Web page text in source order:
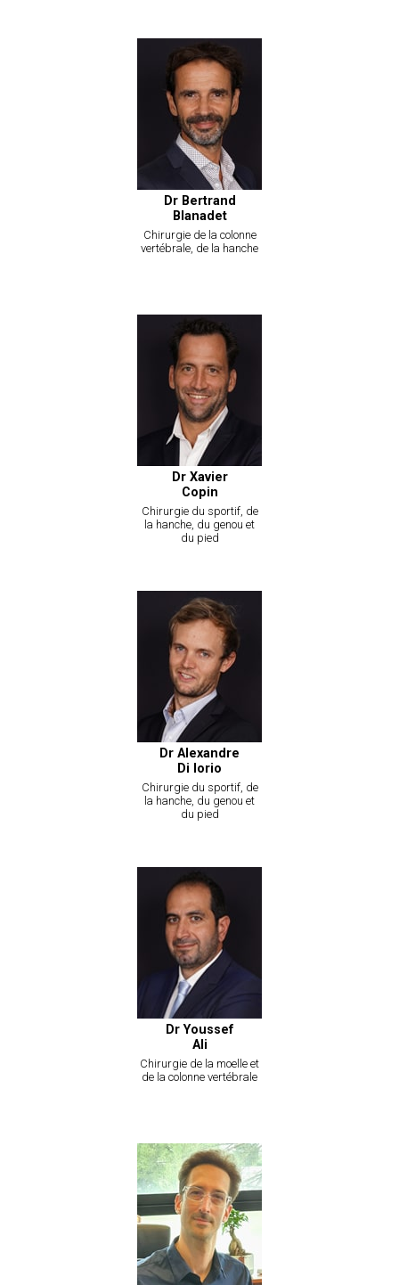
Dr Bertrand
Blanadet
Chirurgie de la colonne
vertébrale, de la hanche
Dr Xavier
Copin
Chirurgie du sportif, de
la hanche, du genou et
du pied
Dr Alexandre
Di Iorio
Chirurgie du sportif, de
la hanche, du genou et
du pied
Dr Youssef
Ali
Chirurgie de la moelle et
de la colonne vertébrale